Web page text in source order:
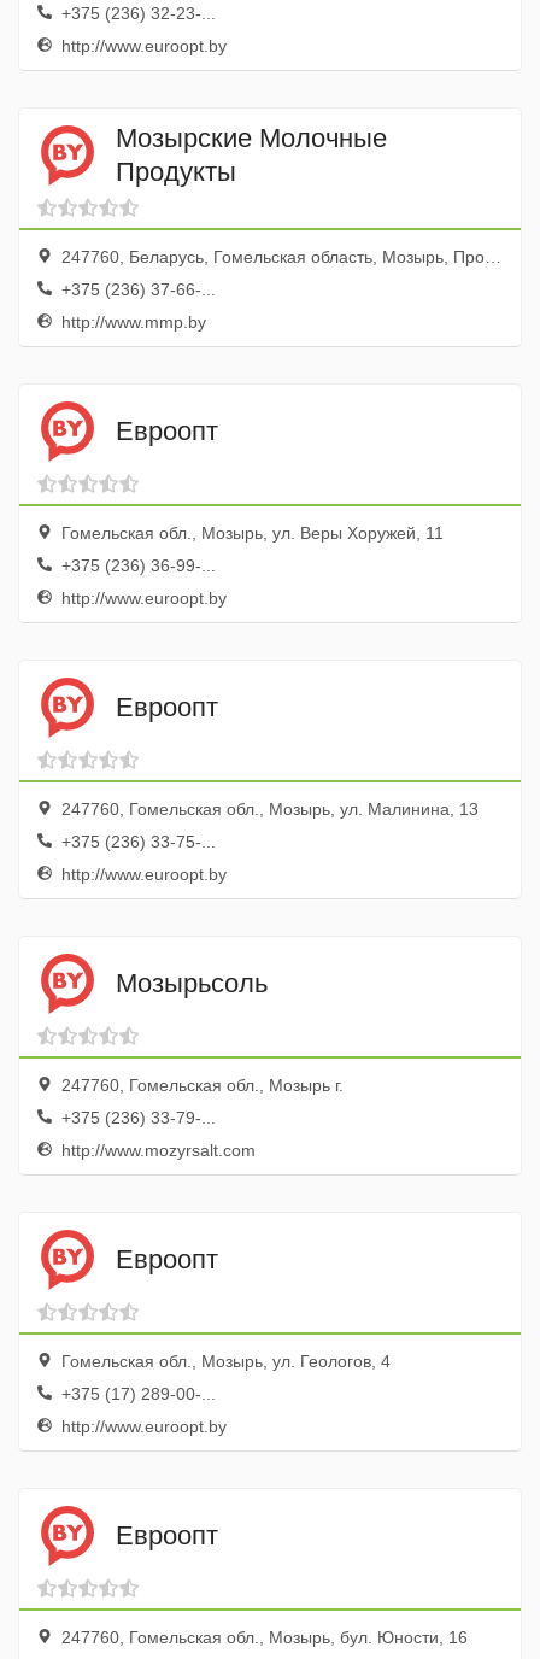
+375 (236) 32-23-...
http://www.euroopt.by
Мозырские Молочные
Продукты
247760, Беларусь, Гомельская область, Мозырь, Пролетарская улица, 114
+375 (236) 37-66-...
http://www.mmp.by
Евроопт
Гомельская обл., Мозырь, ул. Веры Хоружей, 11
+375 (236) 36-99-...
http://www.euroopt.by
Евроопт
247760, Гомельская обл., Мозырь, ул. Малинина, 13
+375 (236) 33-75-...
http://www.euroopt.by
Мозырьсоль
247760, Гомельская обл., Мозырь г.
+375 (236) 33-79-...
http://www.mozyrsalt.com
Евроопт
Гомельская обл., Мозырь, ул. Геологов, 4
+375 (17) 289-00-...
http://www.euroopt.by
Евроопт
247760, Гомельская обл., Мозырь, бул. Юности, 16